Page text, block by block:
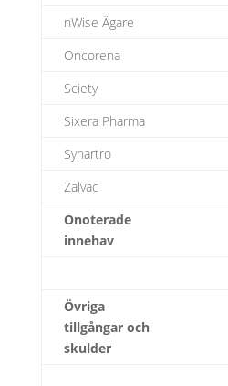
nWise Ägare
Oncorena
Sciety
Sixera Pharma
Synartro
Zalvac
Onoterade
innehav
Övriga
tillgångar och
skulder